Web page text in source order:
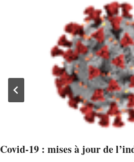
Covid-19 : mises à jour de